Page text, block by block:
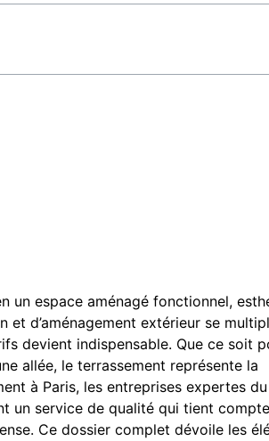
un espace aménagé fonctionnel,
d’aménagement extérieur se
devient indispensable. Que ce soit
allée, le terrassement représente la
à Paris, les entreprises expertes du
un service de qualité qui tient
Ce dossier complet dévoile les